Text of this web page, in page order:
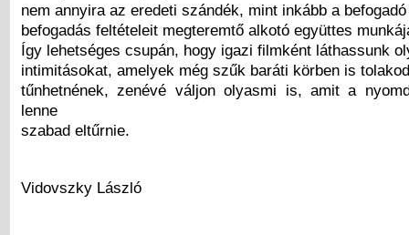
nem annyira az eredeti szándék, mint inkább a
befogadás feltételeit megteremtő alkotó együttes
Így lehetséges csupán, hogy igazi filmként láthassunk
intimitásokat, amelyek még szűk baráti körben is
tűnhetnének, zenévé váljon olyasmi is, amit a
lenne
szabad eltűrnie.
Vidovszky László